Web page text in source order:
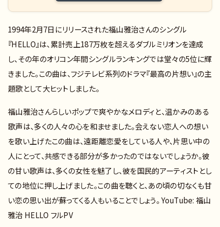
1994年2月7日にリリースされた福山雅治さんのシングル
『HELLO』は、累計売上187万枚を超えるダブルミリオンを達成
し、その年のオリコン年間シングルランキングでは堂々の5位に輝
きました。この曲は、フジテレビ系列のドラマ『最高の片想い』の主
題歌として大ヒットしました。
福山雅治さんらしいポップで爽やかなメロディと、温かみのある
歌声は、多くの人々の心を和ませました。会えない恋人への想い
を歌い上げたこの曲は、遠距離恋愛をしている人や、片思い中の
人にとって、共感できる部分が多かったのではないでしょうか。彼
の甘い歌声は、多くの女性を魅了し、彼を国民的アーティストとし
ての地位に押し上げました。この曲を聴くと、あの頃の切なくも甘
い恋の思い出が蘇ってくる人もいることでしょう。 YouTube: 福山
雅治 HELLO フルPV